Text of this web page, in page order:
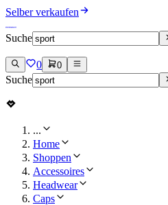
Selber verkaufen
Suche
0 0
Suche
...
Home
Shoppen
Accessoires
Headwear
Caps